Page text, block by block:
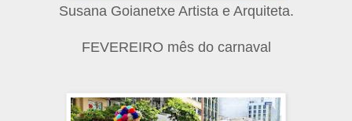
Susana Goianetxe Artista e Arquiteta.
FEVEREIRO mês do carnaval